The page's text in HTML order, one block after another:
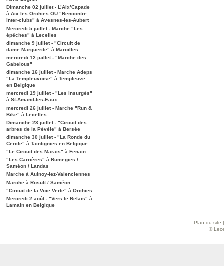
Dimanche 02 juillet - L’Aix’Capade
à Aix les Orchies OU "Rencontre
inter-clubs" à Avesnes-les-Aubert
Mercredi 5 juillet - Marche "Les
épêches" à Lecelles
dimanche 9 juillet - "Circuit de
dame Marguerite" à Maroilles
mercredi 12 juillet - "Marche des
Gabelous"
dimanche 16 juillet - Marche Adeps
"La Templeuvoise" à Templeuve
en Belgique
mercredi 19 juillet - "Les insurgés"
à St-Amand-les-Eaux
mercredi 26 juillet - Marche "Run &
Bike" à Lecelles
Dimanche 23 juillet - "Circuit des
arbres de la Pévèle" à Bersée
dimanche 30 juillet - "La Ronde du
Cercle" à Taintignies en Belgique
"Le Circuit des Marais" à Fenain
"Les Carrières" à Rumegies /
Saméon / Landas
Marche à Aulnoy-lez-Valenciennes
Marche à Rosult / Saméon
"Circuit de la Voie Verte" à Orchies
Mercredi 2 août - "Vers le Relais" à
Lamain en Belgique
Plan du site
©